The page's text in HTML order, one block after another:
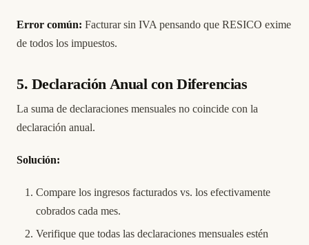
Error común: Facturar sin IVA pensando que RESICO exime
de todos los impuestos.
5. Declaración Anual con Diferencias
La suma de declaraciones mensuales no coincide con la
declaración anual.
Solución:
Compare los ingresos facturados vs. los efectivamente
cobrados cada mes.
Verifique que todas las declaraciones mensuales estén